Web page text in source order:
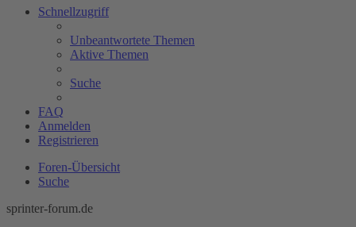
Schnellzugriff
Unbeantwortete Themen
Aktive Themen
Suche
FAQ
Anmelden
Registrieren
Foren-Übersicht
Suche
sprinter-forum.de